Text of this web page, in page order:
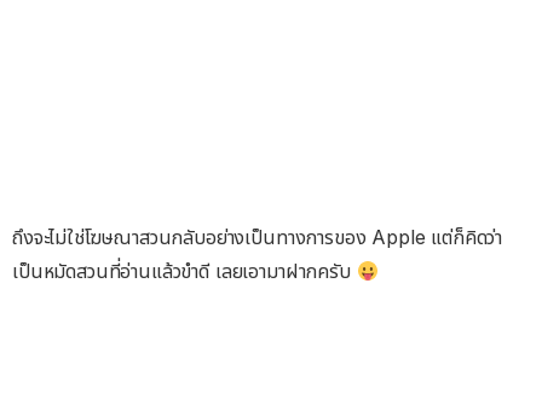
ถึงจะไม่ใช่โฆษณาสวนกลับอย่างเป็นทางการของ Apple แต่ก็คิดว่า
เป็นหมัดสวนที่อ่านแล้วขำดี เลยเอามาฝากครับ